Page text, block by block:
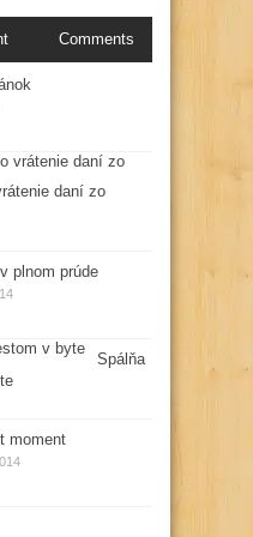
Comments
daní zo
plnom prúde
Spálňa
moment